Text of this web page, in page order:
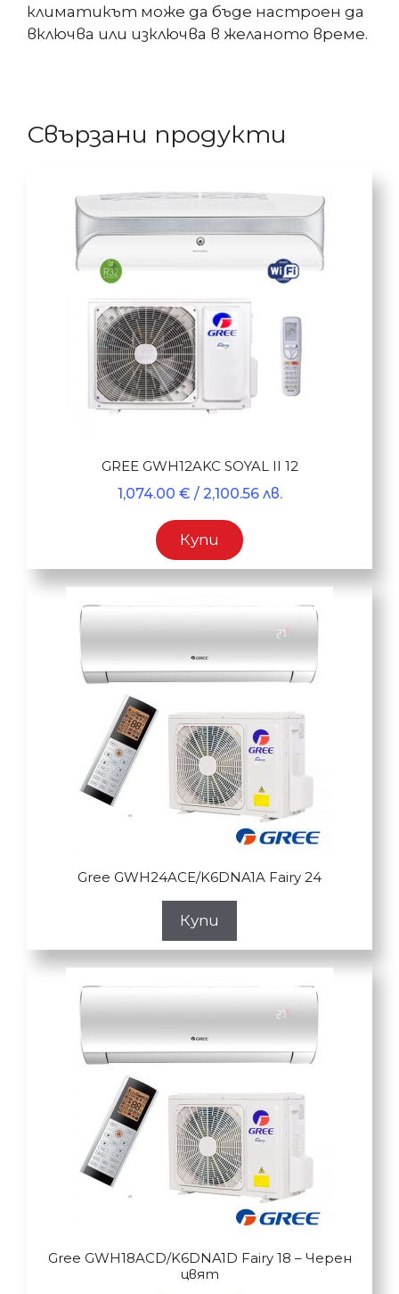
климатикът може да бъде настроен да
включва или изключва в желаното време.
Свързани продукти
GREE GWH12AKC SOYAL II 12
1,074.00 € / 2,100.56 лв.
Купи
Gree GWH24ACE/K6DNA1A Fairy 24
Купи
Gree GWH18ACD/K6DNA1D Fairy 18 – Черен
цвят